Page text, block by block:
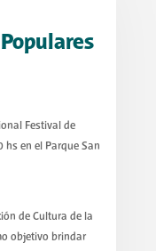
Festival de
en el Parque San
de Cultura de la
objetivo brindar